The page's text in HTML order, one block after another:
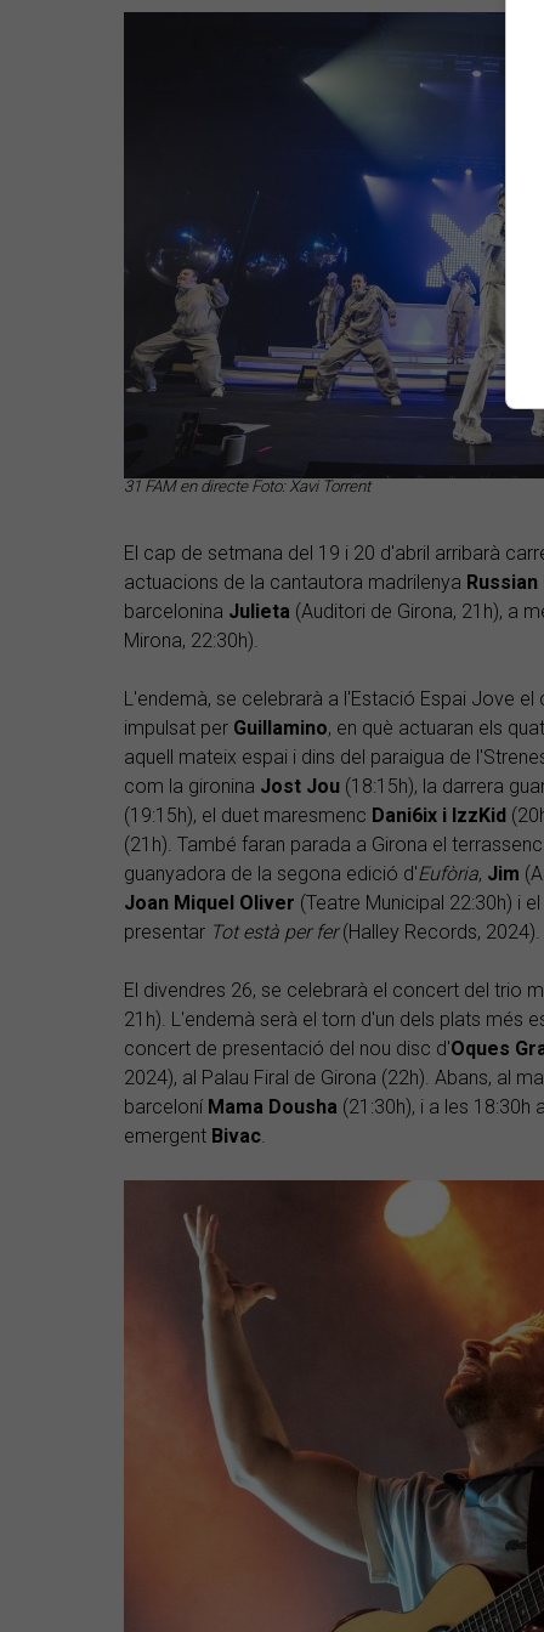
31 FAM en directe Foto: Xavi Torrent
El cap de setmana del 19 i 20 d'abril arribarà
actuacions de la cantautora madrilenya Russian
barcelonina Julieta (Auditori de Girona, 21h), a
Mirona, 22:30h).
L'endemà, se celebrarà a l'Estació Espai Jove el
impulsat per Guillamino, en què actuaran els
aquell mateix espai i dins del paraigua de
com la gironina Jost Jou (18:15h), la darrera
(19:15h), el duet maresmenc Dani6ix i IzzKid
(21h). També faran parada a Girona el terrassenc
guanyadora de la segona edició d'Eufòria, Jim
Joan Miquel Oliver (Teatre Municipal 22:30h) i
presentar Tot està per fer(Halley Records, 2024).
El divendres 26, se celebrarà el concert del trio
21h). L'endemà serà el torn d'un dels plats més
concert de presentació del nou disc d'Oques
2024), al Palau Firal de Girona (22h). Abans, al
barceloní Mama Dousha (21:30h), i a les 18:30h
emergent Bivac